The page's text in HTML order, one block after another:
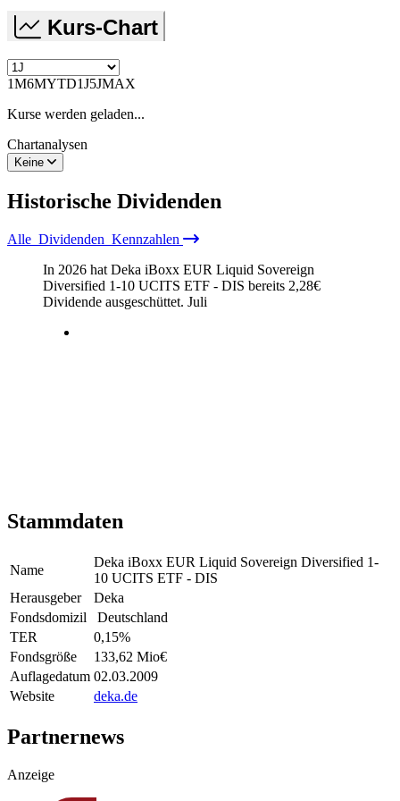
Kurs-Chart
1M6MYTD1J5JMAX
Kurse werden geladen...
Chartanalysen
Keine
Historische Dividenden
Alle Dividenden Kennzahlen
In 2026 hat Deka iBoxx EUR Liquid Sovereign
Diversified 1-10 UCITS ETF - DIS bereits 2,28€
Dividende ausgeschüttet. Juli
Stammdaten
Name
Deka iBoxx EUR Liquid Sovereign Diversified 1-
10 UCITS ETF - DIS
Herausgeber
Deka
Fondsdomizil
Deutschland
TER
0,15%
Fondsgröße
133,62 Mio€
Auflagedatum 02.03.2009
Website
deka.de
Partnernews
Anzeige